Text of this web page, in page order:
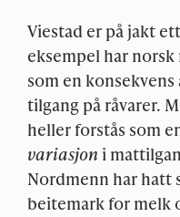
Viestad er på jakt
eksempel har
som en
tilgang på råvarer.
heller forstås som
variasjon i
Nordmenn har hatt
beitemark for melk